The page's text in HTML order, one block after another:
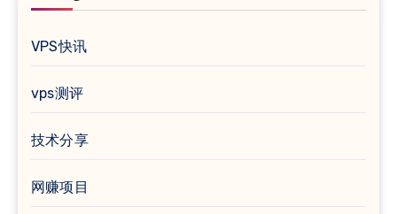
VPS快讯
vps测评
技术分享
网赚项目